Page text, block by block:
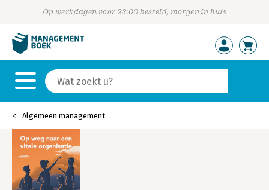
Op werkdagen voor 23:00 besteld, morgen in huis
Algemeen management